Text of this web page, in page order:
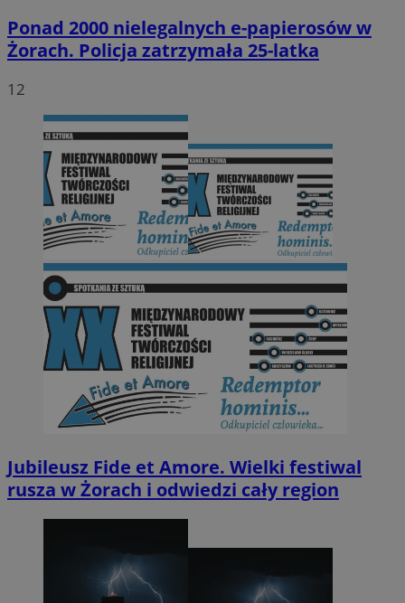
Ponad 2000 nielegalnych e-papierosów w
Żorach. Policja zatrzymała 25-latka
12
Jubileusz Fide et Amore. Wielki festiwal
rusza w Żorach i odwiedzi cały region